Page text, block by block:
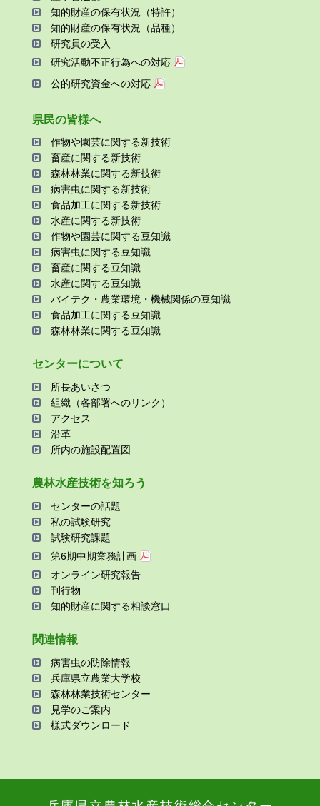
知的財産の保有状況（特許）
知的財産の保有状況（品種）
研究員の受⼊
研究活動不正⾏為への対応
公的研究資金への対応
県⺠の皆様へ
作物や園芸に関する新技術
畜産に関する新技術
森林林業に関する新技術
病害⾍に関する新技術
⾷品加⼯に関する新技術
⽔産に関する新技術
作物や園芸に関する⾖知識
病害⾍に関する⾖知識
畜産に関する⾖知識
⽔産に関する⾖知識
バイテク・農業環境・機械関係の⾖知識
⾷品加⼯に関する⾖知識
森林林業に関する⾖知識
センターについて
所⻑あいさつ
組織（各部署へのリンク）
アクセス
沿⾰
所内の施設配置図
農林⽔産技術を知ろう
センターの話題
私の試験研究
試験研究課題
第6期中期業務計画
オンライン研究報告
刊⾏物
知的財産に関する相談窓⼝
関連情報
病害⾍の防除情報
兵庫県⽴農業⼤学校
森林林業技術センター
⾒学のご案内
様式ダウンロード